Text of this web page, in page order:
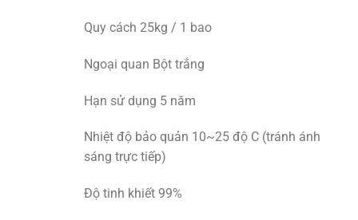
Quy cách 25kg / 1 bao
Ngoại quan Bột trắng
Hạn sử dụng 5 năm
Nhiệt độ bảo quản 10~25 độ C (tránh ánh
sáng trực tiếp)
Độ tinh khiết 99%